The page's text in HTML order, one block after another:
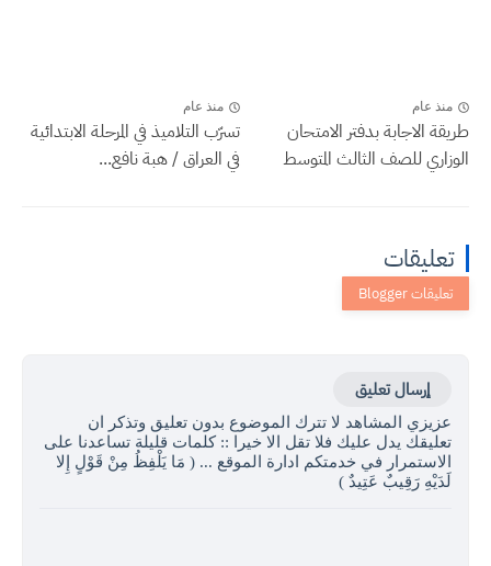
منذ عام
طريقة الاجابة بدفتر الامتحان
الوزاري للصف الثالث المتوسط
منذ عام
تسرّب التلاميذ في المرحلة الابتدائية
في العراق / هبة نافع...
تعليقات
إرسال تعليق
عزيزي المشاهد لا تترك الموضوع بدون تعليق وتذكر ان
تعليقك يدل عليك فلا تقل الا خيرا :: كلمات قليلة تساعدنا على
الاستمرار في خدمتكم ادارة الموقع ... ( مَا يَلْفِظُ مِنْ قَوْلٍ إِلا
لَدَيْهِ رَقِيبٌ عَتِيدٌ )